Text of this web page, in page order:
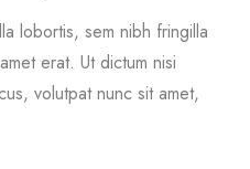
lobortis, sem nibh fringilla
erat. Ut dictum nisi
volutpat nunc sit amet,